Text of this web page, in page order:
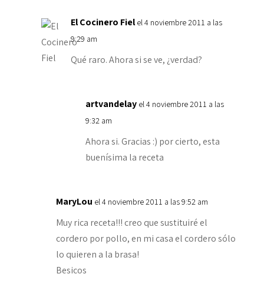
El Cocinero Fiel el 4 noviembre 2011 a las
9:29 am
Qué raro. Ahora si se ve, ¿verdad?
artvandelay el 4 noviembre 2011 a las
9:32 am
Ahora si. Gracias :) por cierto, esta
buenísima la receta
MaryLou el 4 noviembre 2011 a las 9:52 am
Muy rica receta!!! creo que sustituiré el
cordero por pollo, en mi casa el cordero sólo
lo quieren a la brasa!
Besicos